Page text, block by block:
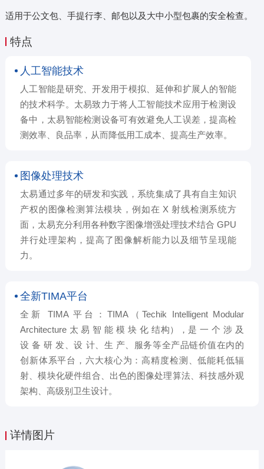
适用于公文包、手提行李、邮包以及大中小型包裹的安全检查。
特点
人工智能技术
人工智能是研究、开发用于模拟、延伸和扩展人的智能
的技术科学。太易致力于将人工智能技术应用于检测设
备中，太易智能检测设备可有效避免人工误差，提高检
测效率、良品率，从而降低用工成本、提高生产效率。
图像处理技术
太易通过多年的研发和实践，系统集成了具有自主知识
产权的图像检测算法模块，例如在 X 射线检测系统方
面，太易充分利用各种数字图像增强处理技术结合 GPU
并行处理架构，提高了图像解析能力以及细节呈现能
力。
全新TIMA平台
全新 TIMA 平台：TIMA（Techik Intelligent Modular
Architecture 太 易 智 能 模 块 化 结构），是 一 个 涉 及
设 备 研 发、设 计、生 产、服务等全产品链价值在内的
创新体系平台，六大核心为：高精度检测、低能耗低辐
射、模块化硬件组合、出色的图像处理算法、科技感外观
架构、高级别卫生设计。
详情图片